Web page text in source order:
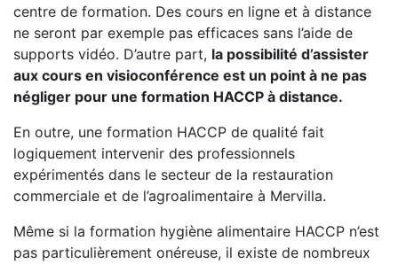
centre de formation. Des cours en ligne et à distance
ne seront par exemple pas efficaces sans l’aide de
supports vidéo. D’autre part, la possibilité d’assister
aux cours en visioconférence est un point à ne pas
négliger pour une formation HACCP à distance.
En outre, une formation HACCP de qualité fait
logiquement intervenir des professionnels
expérimentés dans le secteur de la restauration
commerciale et de l’agroalimentaire à Mervilla.
Même si la formation hygiène alimentaire HACCP n’est
pas particulièrement onéreuse, il existe de nombreux